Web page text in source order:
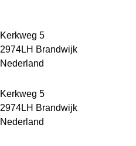
Kerkweg 5
2974LH Brandwijk
Nederland
Kerkweg 5
2974LH Brandwijk
Nederland